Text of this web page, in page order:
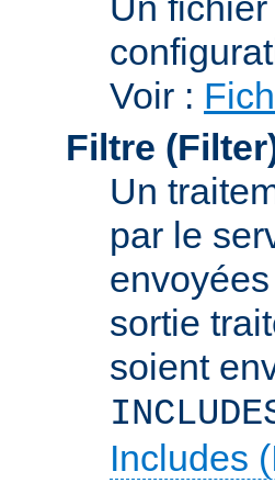
Voir :
Filtre
Un
par le
sortie
soient
Includes